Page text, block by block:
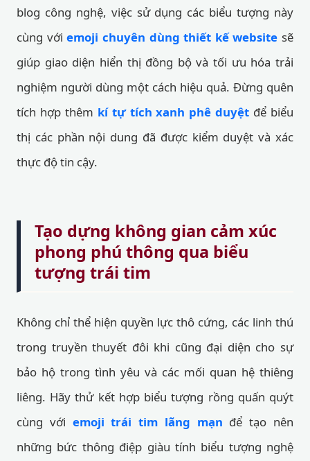
blog công nghệ, việc sử dụng các biểu tượng này
cùng vớiemoji chuyên dùng thiết kế website sẽ
giúp giao diện hiển thị đồng bộ và tối ưu hóa trải
nghiệm người dùng một cách hiệu quả. Đừng quên
tích hợp thêm kí tự tích xanh phê duyệt để biểu
thị các phần nội dung đã được kiểm duyệt và xác
thực độ tin cậy.
Tạo dựng không gian cảm xúc
phong phú thông qua biểu
tượng trái tim
Không chỉ thể hiện quyền lực thô cứng, các linh thú
trong truyền thuyết đôi khi cũng đại diện cho sự
bảo hộ trong tình yêu và các mối quan hệ thiêng
liêng. Hãy thử kết hợp biểu tượng rồng quấn quýt
cùng với emoji trái tim lãng mạn để tạo nên
những bức thông điệp giàu tính biểu tượng nghệ